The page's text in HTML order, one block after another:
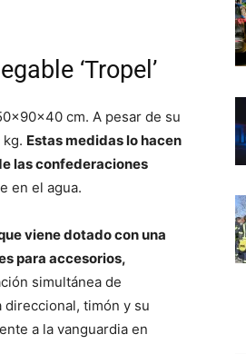
‘Tropel’
cm. A pesar de su
Estas medidas lo hacen
las confederaciones
en el agua.
viene dotado con una
para accesorios,
simultánea de
direccional, timón y su
a la vanguardia en